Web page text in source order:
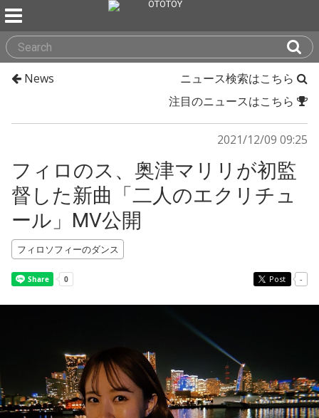
News
ニュース検索はこちら
注目のニュースはこちら
2021/12/09 09:25
フィロのス、奥津マリリが初監
督した新曲「二人のエクリチュ
ール」MV公開
フィロソフィーのダンス
Post -